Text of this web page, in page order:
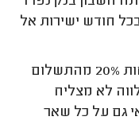
חודש ישירות אל
הערב משלם לפחות 20% מהתשלום
לא מצליח
גם על כל שאר